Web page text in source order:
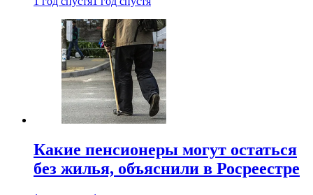
Какие пенсионеры могут остаться
без жилья, объяснили в Росреестре